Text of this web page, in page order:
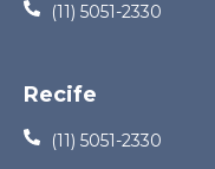
(11) 5051-2330
Recife
(11) 5051-2330